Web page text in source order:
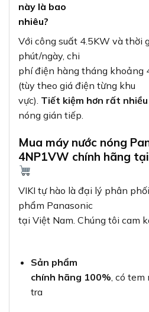
này là bao
nhiêu?
Với công suất 4.5KW và thời
phút/ngày, chi
phí điện hàng tháng khoảng
(tùy theo giá điện từng khu
vực). Tiết kiệm hơn rất nhiều
nóng gián tiếp.
Mua máy nước nóng
4NP1VW chính hãng
VIKI tự hào là đại lý phân
phẩm Panasonic
tại Việt Nam. Chúng tôi cam
Sản phẩm
chính hãng 100%, có tem
tra